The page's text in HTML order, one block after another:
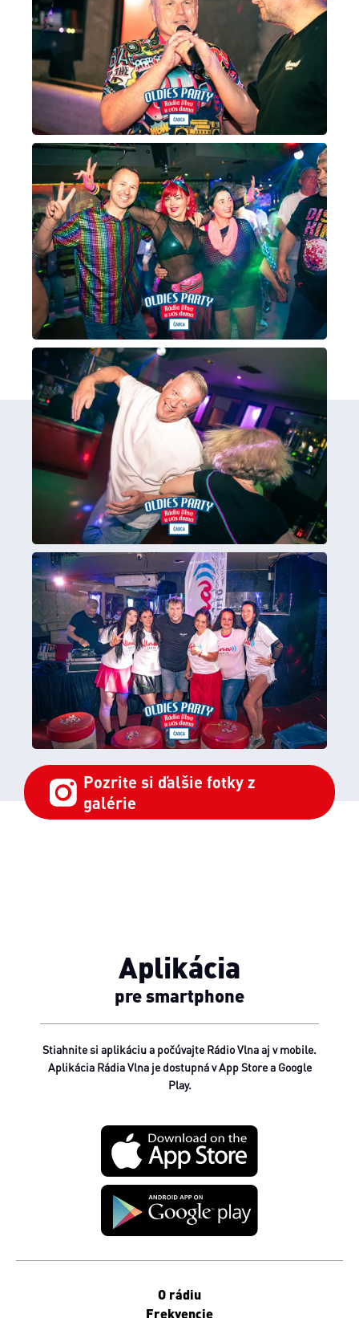
Pozrite si ďalšie fotky z
galérie
Aplikácia
pre smartphone
Stiahnite si aplikáciu a počúvajte Rádio Vlna aj v mobile.
Aplikácia Rádia Vlna je dostupná v App Store a Google
Play.
O rádiu
Frekvencie